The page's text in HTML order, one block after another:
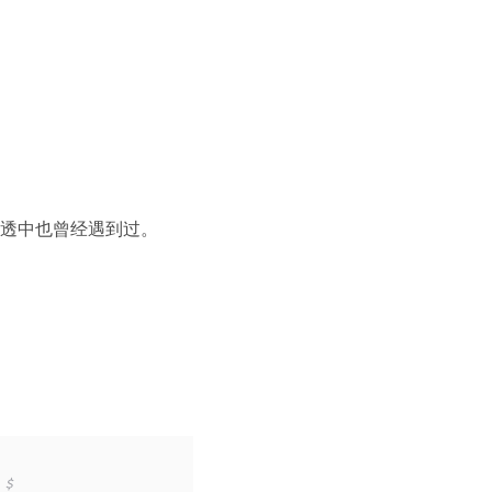
中也曾经遇到过。
$